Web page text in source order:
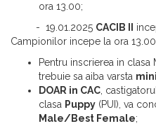
ora 13.00;
- 19.01.2025 CACIB II
Campionilor incepe la ora
Pentru inscrierea in
trebuie sa aiba varsta
DOAR in CAC,
clasa Puppy (PUI), va
Male/Best Female;